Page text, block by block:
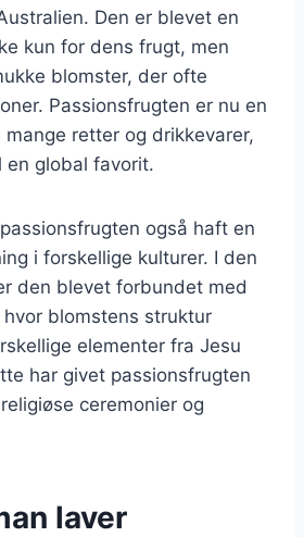
Den er blevet en
kun for dens frugt, men
blomster, der ofte
Passionsfrugten er nu en
retter og drikkevarer,
en global favorit.
også haft en
i forskellige kulturer. I den
den blevet forbundet med
blomstens struktur
elementer fra Jesu
har givet passionsfrugten
ceremonier og
laver